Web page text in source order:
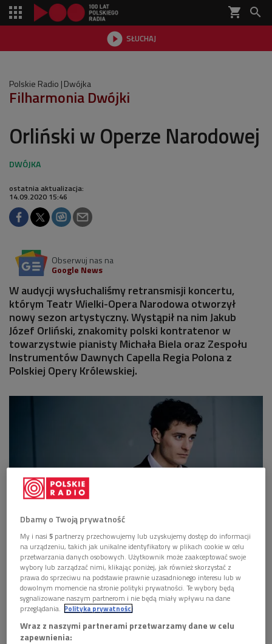
shopping_cart 
 SŁUCHAJ

Polskie Radio Dwójka
Filharmonia Dwójki
Orliński w Operze Narodowej
ostatnia aktualizacja:
14.09.2020 15:46
Obserwuj nas na
Google News
W audycji wysłuchaliśmy retransmisji koncertu,
którym Teatr Wielki-Opera Narodowa otworzył
nowy sezon artystyczny. Wystąpił na nim Jakub
Józef Orliński, znakomity polski kontratenor w
towarzystwie pianisty Michała Biela oraz Zespołu
Instrumentów Dawnych Capella Regia Polona z
Polskiej Opery Królewskiej.
Jakub Józef Orliński Foto: Jiyang Chen
Dbamy o Twoją prywatność
My i nasi5 partnerzy przechowujemy lub uzyskujemy dostęp do informacji
na urządzeniu, takich jak unikalne identyfikatory w plikach cookie w celu
przetwarzania danych osobowych. Użytkownik może zaakceptować swoje
wybory lub zarządzać nimi, klikając poniżej, jak również skorzystać z
prawa do sprzeciwu na podstawie prawnie uzasadnionego interesu lub w
dowolnym momencie na stronie polityki prywatności. Te wybory będą
sygnalizowane naszym partnerom i nie będą miały wpływu na dane
przeglądania. Polityka prywatności
Wraz z naszymi partnerami przetwarzamy dane w celu
zapewnienia: